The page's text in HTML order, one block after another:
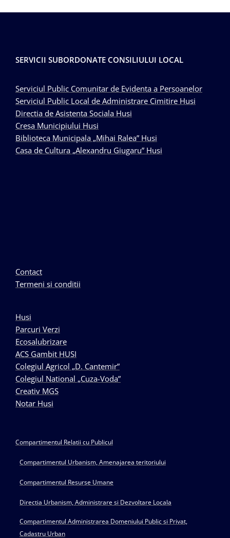
SERVICII SUBORDONATE CONSILIULUI LOCAL
Serviciul Public Comunitar de Evidenta a Persoanelor
Serviciul Public Local de Administrare Cimitire Husi
Directia de Asistenta Sociala Husi
Cresa Municipiului Husi
Biblioteca Municipala „Mihai Ralea” Husi
Casa de Cultura „Alexandru Giugaru” Husi
Contact
Termeni si conditii
Husi
Parcuri Verzi
Ecosalubrizare
ACS Gambit HUSI
Colegiul Agricol „D. Cantemir”
Colegiul National „Cuza-Voda”
Creativ MGS
Notar Husi
Compartimentul Relatii cu Publicul
Compartimentul Urbanism, Amenajarea teritoriului
Compartimentul Resurse Umane
Directia Urbanism, Administrare si Dezvoltare Locala
Compartimentul Administrarea Domeniului Public si Privat,
Cadastru Urban